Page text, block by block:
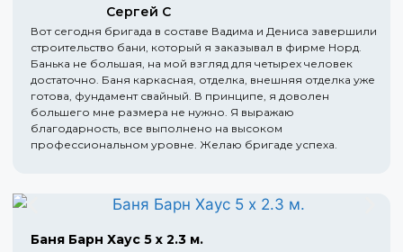
Сергей С
Вот сегодня бригада в составе Вадима и Дениса завершили
строительство бани, который я заказывал в фирме Норд.
Банька не большая, на мой взгляд для четырех человек
достаточно. Баня каркасная, отделка, внешняя отделка уже
готова, фундамент свайный. В принципе, я доволен
большего мне размера не нужно. Я выражаю
благодарность, все выполнено на высоком
профессиональном уровне. Желаю бригаде успеха.
Баня Барн Хаус 5 х 2.3 м.